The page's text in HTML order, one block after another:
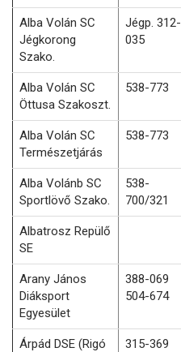
Alba Volán SC
Jégkorong
Szako.
Jégp. 312-
035
Alba Volán SC
Öttusa Szakoszt.
538-773
Alba Volán SC
Természetjárás
538-773
Alba Volánb SC
Sportlövő Szako.
538-
700/321
Albatrosz Repülő
SE
Arany János
Diáksport
Egyesület
388-069
504-674
Árpád DSE (Rigó
315-369